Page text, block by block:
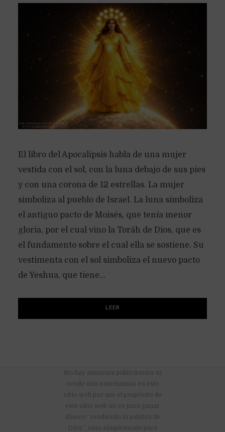
El libro del Apocalipsis habla de una mujer
vestida con el sol, con la luna debajo de sus pies
y con una corona de 12 estrellas. La mujer
simboliza al pueblo de Israel. La luna simboliza
el antiguo pacto de Moisés, que tenía menor
gloria, por el cual vino la Toráh de Dios, que es
el fundamento sobre el cual ella se sostiene. Su
vestimenta con el sol simboliza el nuevo pacto
de Yeshua, que tiene...
LEER
No hay anuncios publicitarios ni
vendo mis enseñanzas en este
sitio web por que el propósito de
este sitio web no es para ganar
dinero “vendiendo la palabra de
Dios”, sino simplemente para